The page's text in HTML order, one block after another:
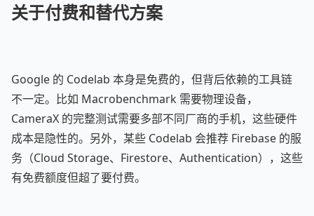
关于付费和替代方案
Google 的 Codelab 本身是免费的，但背后依赖的工具链
不一定。比如 Macrobenchmark 需要物理设备，
CameraX 的完整测试需要多部不同厂商的手机，这些硬件
成本是隐性的。另外，某些 Codelab 会推荐 Firebase 的服
务（Cloud Storage、Firestore、Authentication），这些
有免费额度但超了要付费。